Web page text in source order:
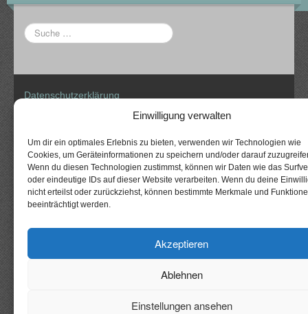
Einwilligung verwalten
Um dir ein optimales Erlebnis zu bieten, verwenden wir Technologien wie
Cookies, um Geräteinformationen zu speichern und/oder darauf
Wenn du diesen Technologien zustimmst, können wir Daten wie das
oder eindeutige IDs auf dieser Website verarbeiten. Wenn du deine
nicht erteilst oder zurückziehst, können bestimmte Merkmale und
beeinträchtigt werden.
Akzeptieren
Ablehnen
Einstellungen ansehen
Datenschutzerklärung
CyberChimps WordPress Themes
© The Gallows